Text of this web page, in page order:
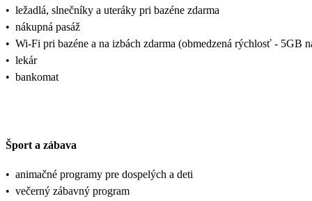
• ležadlá, slnečníky a uteráky pri bazéne zdarma
• nákupná pasáž
• Wi-Fi pri bazéne a na izbách zdarma (obmedzená rýchlosť - 5GB
• lekár
• bankomat
Šport a zábava
• animačné programy pre dospelých a deti
• večerný zábavný program